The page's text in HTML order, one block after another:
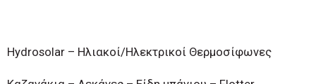
Hydrosolar – Ηλιακοί/Ηλεκτρικοί Θερμοσίφωνες